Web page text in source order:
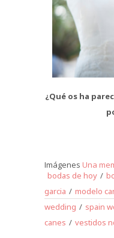
¿Qué os ha
Imágenes Una
bodas de hoy /
garcia / modelo
wedding / spain
canes / vestidos